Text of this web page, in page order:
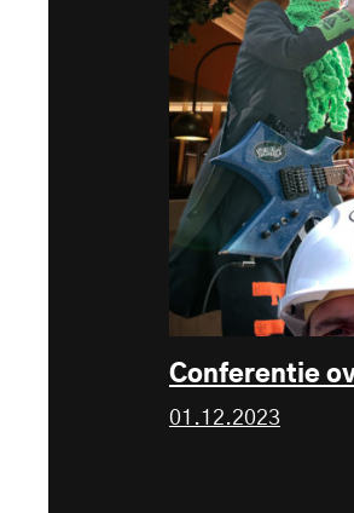
Conferentie
01.12.2023